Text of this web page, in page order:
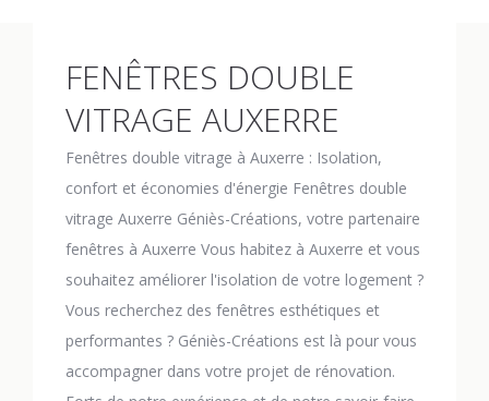
FENÊTRES DOUBLE
VITRAGE AUXERRE
Fenêtres double vitrage à Auxerre : Isolation,
confort et économies d'énergie Fenêtres double
vitrage Auxerre Géniès-Créations, votre partenaire
fenêtres à Auxerre Vous habitez à Auxerre et vous
souhaitez améliorer l'isolation de votre logement ?
Vous recherchez des fenêtres esthétiques et
performantes ? Géniès-Créations est là pour vous
accompagner dans votre projet de rénovation.